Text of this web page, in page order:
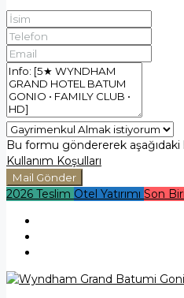
Bu formu göndererek aşağıdaki
Kullanım Koşulları
Mail Gönder
2026 Teslim Otel Yatırımı Son